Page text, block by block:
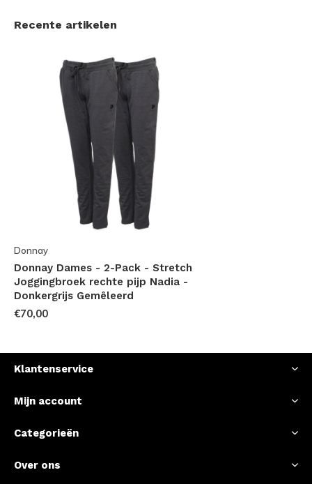
Recente artikelen
Donnay
Donnay Dames - 2-Pack - Stretch
Joggingbroek rechte pijp Nadia -
Donkergrijs Gemêleerd
€70,00
Klantenservice
Mijn account
Categorieën
Over ons